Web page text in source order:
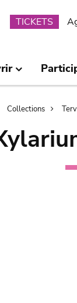
TICKETS
Collections